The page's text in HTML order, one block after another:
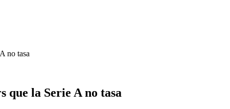
no tasa
que la Serie A no tasa